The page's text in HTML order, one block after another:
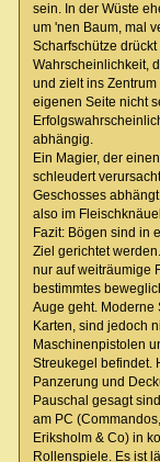
sein. In der Wüste
um 'nen Baum, mal
Scharfschütze
Wahrscheinlichkeit,
und zielt ins
eigenen Seite nicht
abhängig.
Ein Magier, der
schleudert
Geschosses
also im
Fazit: Bögen sind in
Ziel gerichtet
nur auf weiträumige
bestimmtes
Auge geht. Moderne
Karten, sind jedoch
Maschinenpistolen
Streukegel befindet.
Panzerung und
Pauschal gesagt
am PC
Eriksholm & Co) in
Rollenspiele. Es ist